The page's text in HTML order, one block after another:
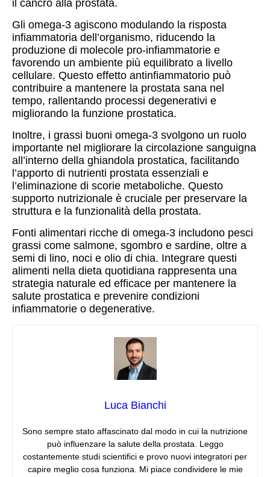
il cancro alla prostata.
Gli omega-3 agiscono modulando la risposta
infiammatoria dell’organismo, riducendo la
produzione di molecole pro-infiammatorie e
favorendo un ambiente più equilibrato a livello
cellulare. Questo effetto antinfiammatorio può
contribuire a mantenere la prostata sana nel
tempo, rallentando processi degenerativi e
migliorando la funzione prostatica.
Inoltre, i grassi buoni omega-3 svolgono un ruolo
importante nel migliorare la circolazione sanguigna
all’interno della ghiandola prostatica, facilitando
l’apporto di nutrienti prostata essenziali e
l’eliminazione di scorie metaboliche. Questo
supporto nutrizionale è cruciale per preservare la
struttura e la funzionalità della prostata.
Fonti alimentari ricche di omega-3 includono pesci
grassi come salmone, sgombro e sardine, oltre a
semi di lino, noci e olio di chia. Integrare questi
alimenti nella dieta quotidiana rappresenta una
strategia naturale ed efficace per mantenere la
salute prostatica e prevenire condizioni
infiammatorie o degenerative.
Luca Bianchi
Sono sempre stato affascinato dal modo in cui la nutrizione
può influenzare la salute della prostata. Leggo
costantemente studi scientifici e provo nuovi integratori per
capire meglio cosa funziona. Mi piace condividere le mie